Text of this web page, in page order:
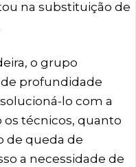
na substituição de
o grupo
profundidade
lo com a
os técnicos, quanto
de queda de
a necessidade de